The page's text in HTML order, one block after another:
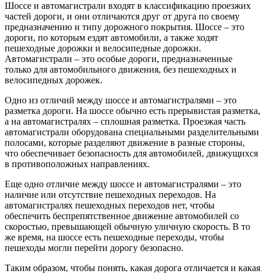
Шоссе и автомагистрали входят в классификацию проезжих
частей дороги, и они отличаются друг от друга по своему
предназначению и типу дорожного покрытия. Шоссе – это
дороги, по которым ездят автомобили, а также ходят
пешеходные дорожки и велосипедные дорожки.
Автомагистрали – это особые дороги, предназначенные
только для автомобильного движения, без пешеходных и
велосипедных дорожек.
Одно из отличий между шоссе и автомагистралями – это
разметка дороги. На шоссе обычно есть прерывистая разметка,
а на автомагистралях – сплошная разметка. Проезжая часть
автомагистрали оборудована специальными разделительными
полосами, которые разделяют движение в разные стороны,
что обеспечивает безопасность для автомобилей, движущихся
в противоположных направлениях.
Еще одно отличие между шоссе и автомагистралями – это
наличие или отсутствие пешеходных переходов. На
автомагистралях пешеходных переходов нет, чтобы
обеспечить беспрепятственное движение автомобилей со
скоростью, превышающей обычную уличную скорость. В то
же время, на шоссе есть пешеходные переходы, чтобы
пешеходы могли перейти дорогу безопасно.
Таким образом, чтобы понять, какая дорога отличается и какая